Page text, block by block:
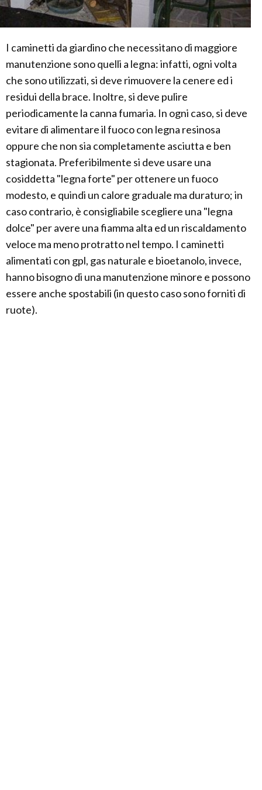
I caminetti da giardino che necessitano di maggiore
manutenzione sono quelli a legna: infatti, ogni volta
che sono utilizzati, si deve rimuovere la cenere ed i
residui della brace. Inoltre, si deve pulire
periodicamente la canna fumaria. In ogni caso, si deve
evitare di alimentare il fuoco con legna resinosa
oppure che non sia completamente asciutta e ben
stagionata. Preferibilmente si deve usare una
cosiddetta "legna forte" per ottenere un fuoco
modesto, e quindi un calore graduale ma duraturo; in
caso contrario, è consigliabile scegliere una "legna
dolce" per avere una fiamma alta ed un riscaldamento
veloce ma meno protratto nel tempo. I caminetti
alimentati con gpl, gas naturale e bioetanolo, invece,
hanno bisogno di una manutenzione minore e possono
essere anche spostabili (in questo caso sono forniti di
ruote).